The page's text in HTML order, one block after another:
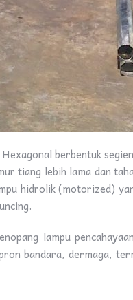
berbentuk
tiang lebih lama dan
hidrolik (motorized)
lampu
bandara, dermaga,